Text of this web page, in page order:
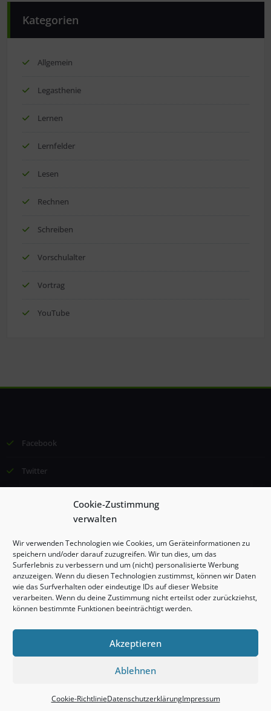
Cookie-Zustimmung
verwalten
Wir verwenden Technologien wie Cookies, um Geräteinformationen zu
speichern und/oder darauf zuzugreifen. Wir tun dies, um das
Surferlebnis zu verbessern und um (nicht) personalisierte Werbung
anzuzeigen. Wenn du diesen Technologien zustimmst, können wir Daten
wie das Surfverhalten oder eindeutige IDs auf dieser Website
verarbeiten. Wenn du deine Zustimmung nicht erteilst oder zurückziehst,
können bestimmte Funktionen beeinträchtigt werden.
Akzeptieren
Ablehnen
Cookie-RichtlinieDatenschutzerklärungImpressum
Kategorien
Allgemein
Legasthenie
Lernen
Lernfelder
Lesen
Rechnen
Schreiben
Vorschulalter
Vortrag
YouTube
Facebook
Twitter
Borggrefe, Alle Rechte vorbehalten
Impressum
Datenschutzerklärung
Proudly powered byWordPress | Theme: Stacy